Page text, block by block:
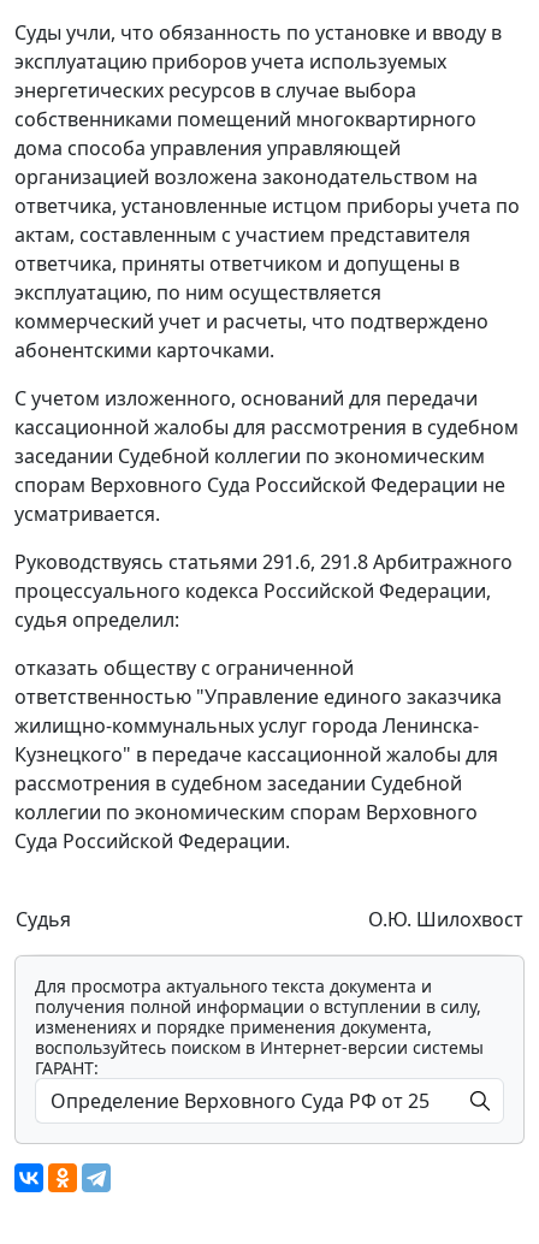
Суды учли, что обязанность по установке и вводу в
эксплуатацию приборов учета используемых
энергетических ресурсов в случае выбора
собственниками помещений многоквартирного
дома способа управления управляющей
организацией возложена законодательством на
ответчика, установленные истцом приборы учета по
актам, составленным с участием представителя
ответчика, приняты ответчиком и допущены в
эксплуатацию, по ним осуществляется
коммерческий учет и расчеты, что подтверждено
абонентскими карточками.
С учетом изложенного, оснований для передачи
кассационной жалобы для рассмотрения в судебном
заседании Судебной коллегии по экономическим
спорам Верховного Суда Российской Федерации не
усматривается.
Руководствуясь статьями 291.6, 291.8Арбитражного
процессуального кодекса Российской Федерации,
судья определил:
отказать обществу с ограниченной
ответственностью "Управление единого заказчика
жилищно-коммунальных услуг города Ленинска-
Кузнецкого" в передаче кассационной жалобы для
рассмотрения в судебном заседании Судебной
коллегии по экономическим спорам Верховного
Суда Российской Федерации.
Судья О.Ю. Шилохвост
Для просмотра актуального текста документа и
получения полной информации о вступлении в силу,
изменениях и порядке применения документа,
воспользуйтесь поиском в Интернет-версии системы
ГАРАНТ: